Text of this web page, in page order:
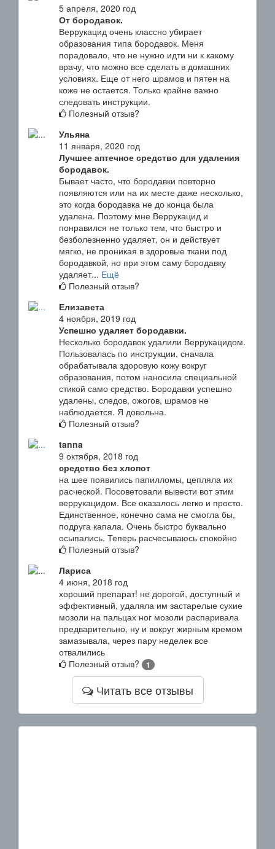
5 апреля, 2020 год
От бородавок.
Веррукацид очень классно убирает
образования типа бородавок. Меня
порадовало, что не нужно идти ни к какому
врачу, что можно все сделать в домашних
условиях. Еще от него шрамов и пятен на
коже не остается. Только крайне важно
следовать инструкции.
Полезный отзыв?
Ульяна
11 января, 2020 год
Лучшее аптечное средство для удаления
бородавок.
Бывает часто, что бородавки повторно
появляются или на их месте даже несколько,
это когда бородавка не до конца была
удалена. Поэтому мне Веррукацид и
понравился не только тем, что быстро и
безболезненно удаляет, он и действует
мягко, не проникая в здоровые ткани под
бородавкой, но при этом саму бородавку
удаляет... Ещё
Полезный отзыв?
Елизавета
4 ноября, 2019 год
Успешно удаляет бородавки.
Несколько бородавок удалили Веррукацидом.
Пользовалась по инструкции, сначала
обрабатывала здоровую кожу вокруг
образования, потом наносила специальной
стикой само средство. Бородавки успешно
удалены, следов, ожогов, шрамов не
наблюдается. Я довольна.
Полезный отзыв?
tanna
9 октября, 2018 год
средство без хлопот
на шее появились папилломы, цепляла их
расческой. Посоветовали вывести вот этим
веррукацидом. Все оказалось легко и просто.
Единственное, конечно сама не смогла бы,
подруга капала. Очень быстро буквально
осыпались. Теперь расчесываюсь спокойно
Полезный отзыв?
Лариса
4 июня, 2018 год
хороший препарат! не дорогой, доступный и
эффективный, удаляла им застарелые сухие
мозоли на пальцах ног мозоли распаривала
предварительно, ну и вокруг жирным кремом
замазывала, через пару неделек все
отвалились
Полезный отзыв?
1
Читать все отзывы